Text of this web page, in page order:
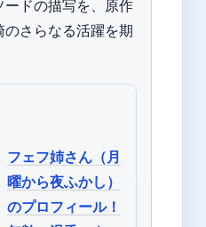
ードの描写を、原作
さらなる活躍を期
フェフ姉さん（月
曜から夜ふかし）
のプロフィール！